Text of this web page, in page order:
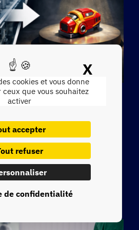
cookies et vous donne
que vous souhaitez
activer
accepter
refuser
de confidentialité
X
industrielle VS
des
sa singularité industrielle face à
discours IA ? Dans une ETI